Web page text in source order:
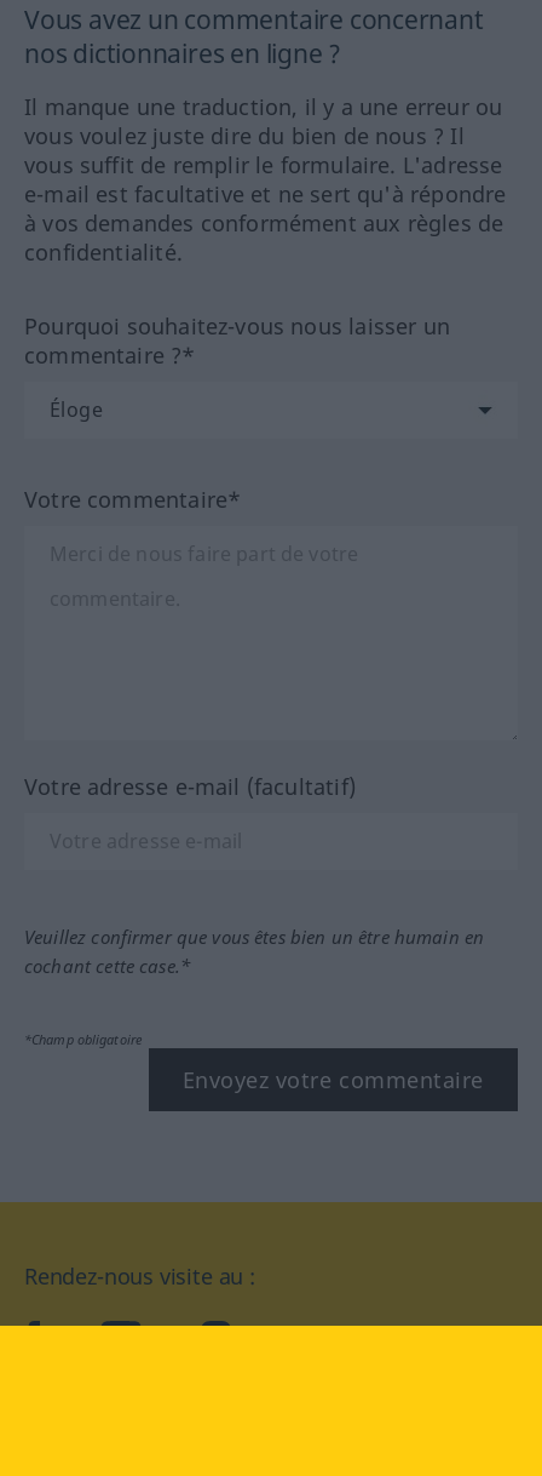
Vous avez un commentaire concernant
nos dictionnaires en ligne ?
Il manque une traduction, il y a une erreur ou
vous voulez juste dire du bien de nous ? Il
vous suffit de remplir le formulaire. L'adresse
e-mail est facultative et ne sert qu'à répondre
à vos demandes conformément aux règles de
confidentialité.
Pourquoi souhaitez-vous nous laisser un
commentaire ?*
Votre commentaire*
Votre adresse e-mail (facultatif)
Veuillez confirmer que vous êtes bien un être humain en
cochant cette case.*
*Champ obligatoire
Envoyez votre commentaire
Rendez-nous visite au :
facebookYouTube Instagram